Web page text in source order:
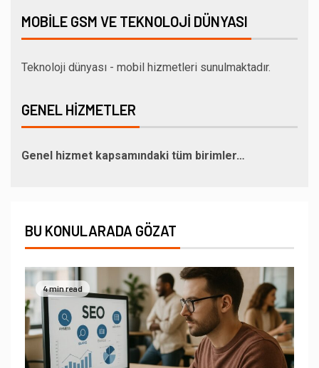
MOBILE GSM VE TEKNOLOJI DÜNYASI
Teknoloji dünyası - mobil hizmetleri sunulmaktadır.
GENEL HIZMETLER
Genel hizmet kapsamındaki tüm birimler…
BU KONULARADA GÖZAT
4 min read